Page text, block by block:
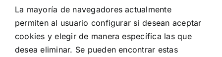
La mayoría de navegadores actualmente
permiten al usuario configurar si desean aceptar
cookies y elegir de manera específica las que
desea eliminar. Se pueden encontrar estas